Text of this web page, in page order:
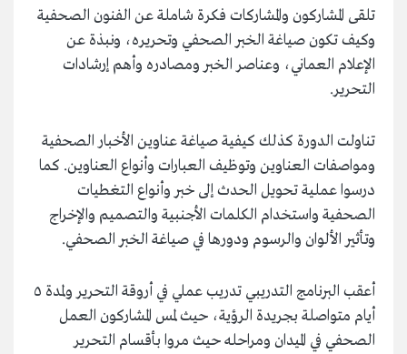
تلقى المشاركون والمشاركات فكرة شاملة عن الفنون الصحفية
وكيف تكون صياغة الخبر الصحفي وتحريره، ونبذة عن
الإعلام العماني، وعناصر الخبر ومصادره وأهم إرشادات
التحرير.
تناولت الدورة كذلك كيفية صياغة عناوين الأخبار الصحفية
ومواصفات العناوين وتوظيف العبارات وأنواع العناوين. كما
درسوا عملية تحويل الحدث إلى خبر وأنواع التغطيات
الصحفية واستخدام الكلمات الأجنبية والتصميم والإخراج
وتأثير الألوان والرسوم ودورها في صياغة الخبر الصحفي.
أعقب البرنامج التدريبي تدريب عملي في أروقة التحرير ولمدة ٥
أيام متواصلة بجريدة الرؤية، حيث لمس المشاركون العمل
الصحفي في الميدان ومراحله حيث مروا بأقسام التحرير